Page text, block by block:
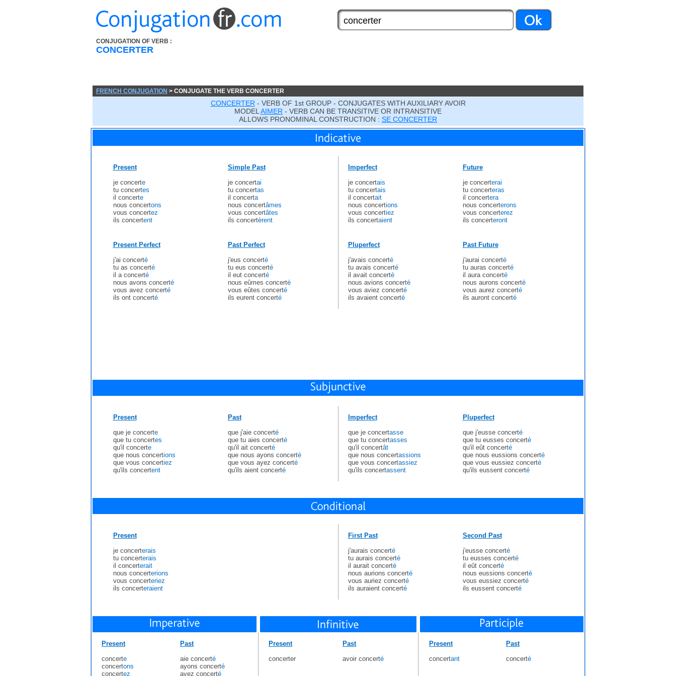
CONJUGATION OF VERB :
CONCERTER
FRENCH CONJUGATION > CONJUGATE THE VERB CONCERTER
CONCERTER - VERB OF 1st GROUP - CONJUGATES WITH AUXILIARY AVOIR
MODEL AIMER - VERB CAN BE TRANSITIVE OR INTRANSITIVE
ALLOWS PRONOMINAL CONSTRUCTION : SE CONCERTER
Present
je concerte
tu concertes
il concerte
nous concertons
vous concertez
ils concertent
Simple Past
je concertai
tu concertas
il concerta
nous concertâmes
vous concertâtes
ils concertèrent
Present Perfect
j'ai concerté
tu as concerté
il a concerté
nous avons concerté
vous avez concerté
ils ont concerté
Past Perfect
j'eus concerté
tu eus concerté
il eut concerté
nous eûmes concerté
vous eûtes concerté
ils eurent concerté
Imperfect
je concertais
tu concertais
il concertait
nous concertions
vous concertiez
ils concertaient
Future
je concerterai
tu concerteras
il concertera
nous concerterons
vous concerterez
ils concerteront
Pluperfect
j'avais concerté
tu avais concerté
il avait concerté
nous avions concerté
vous aviez concerté
ils avaient concerté
Past Future
j'aurai concerté
tu auras concerté
il aura concerté
nous aurons concerté
vous aurez concerté
ils auront concerté
Present
que je concerte
que tu concertes
qu'il concerte
que nous concertions
que vous concertiez
qu'ils concertent
Past
que j'aie concerté
que tu aies concerté
qu'il ait concerté
que nous ayons concerté
que vous ayez concerté
qu'ils aient concerté
Imperfect
que je concertasse
que tu concertasses
qu'il concertât
que nous concertassions
que vous concertassiez
qu'ils concertassent
Pluperfect
que j'eusse concerté
que tu eusses concerté
qu'il eût concerté
que nous eussions concerté
que vous eussiez concerté
qu'ils eussent concerté
Present
je concerterais
tu concerterais
il concerterait
nous concerterions
vous concerteriez
ils concerteraient
First Past
j'aurais concerté
tu aurais concerté
il aurait concerté
nous aurions concerté
vous auriez concerté
ils auraient concerté
Second Past
j'eusse concerté
tu eusses concerté
il eût concerté
nous eussions concerté
vous eussiez concerté
ils eussent concerté
Present
concerte
concertons
concertez
Past
aie concerté
ayons concerté
ayez concerté
Present
concerter
Past
avoir concerté
Present
concertant
Past
concerté